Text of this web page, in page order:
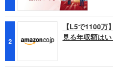
2
【L5で1100
見る年収額は